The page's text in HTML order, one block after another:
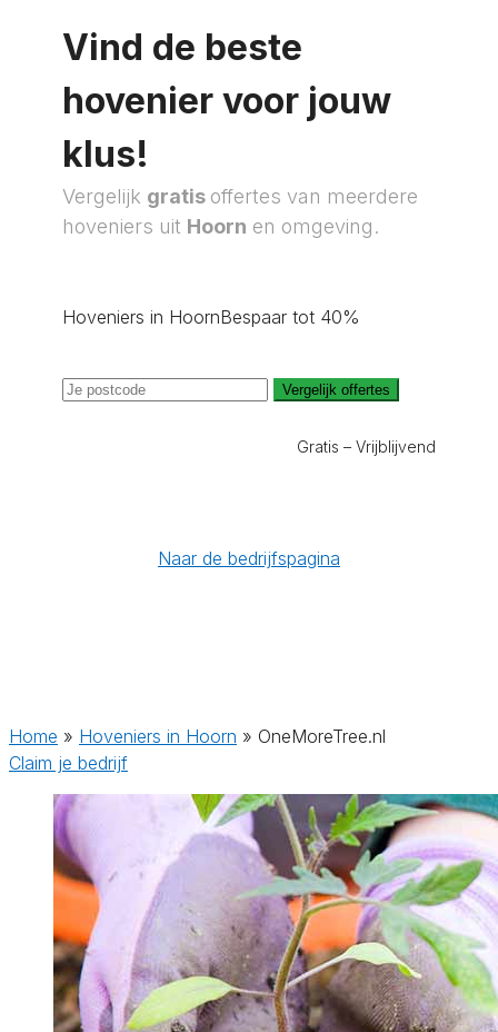
Vind de beste
hovenier voor jouw
klus!
Vergelijk gratis offertes van meerdere
hoveniers uit Hoorn en omgeving.
Hoveniers in HoornBespaar tot 40%
Vergelijk offertes
Gratis – Vrijblijvend
Naar de bedrijfspagina
Home » Hoveniers in Hoorn » OneMoreTree.nl
Claim je bedrijf